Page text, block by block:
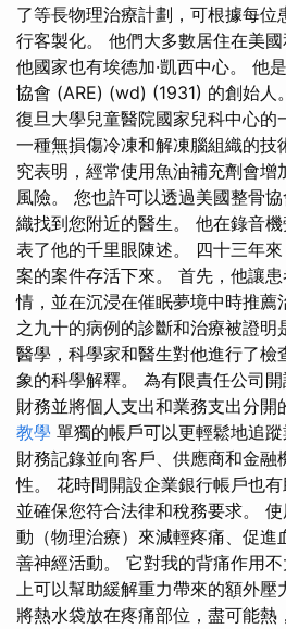
了等長物理治療計劃，可根據每位
行客製化。 他們大多數居住在美
他國家也有埃德加·凱西中心。 他
協會 (ARE) (wd) (1931) 的創始人
復旦大學兒童醫院國家兒科中心的
一種無損傷冷凍和解凍腦組織的技
究表明，經常使用魚油補充劑會增
風險。 您也許可以透過美國整骨
織找到您附近的醫生。 他在錄音
表了他的千里眼陳述。 四十三年
案的案件存活下來。 首先，他讓
情，並在沉浸在催眠夢境中時推薦
之九十的病例的診斷和治療被證明
醫學，科學家和醫生對他進行了檢
象的科學解釋。 為有限責任公司
財務並將個人支出和業務支出分開
教學 單獨的帳戶可以更輕鬆地追
財務記錄並向客戶、供應商和金融
性。 花時間開設企業銀行帳戶也
並確保您符合法律和稅務要求。
動（物理治療）來減輕疼痛、促進
善神經活動。 它對我的背痛作用
上可以幫助緩解重力帶來的額外壓
將熱水袋放在疼痛部位，盡可能熱